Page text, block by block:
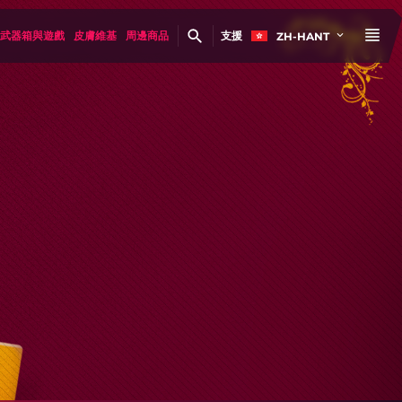
武器箱與遊戲 皮膚維基 周邊商品 支援 ZH-HANT